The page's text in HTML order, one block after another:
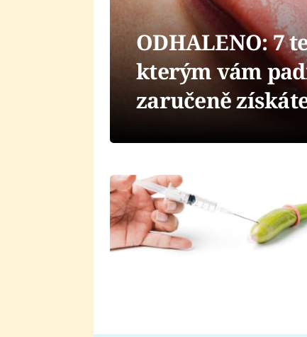
ODHALENO: 7
kterým vám
zaručeně